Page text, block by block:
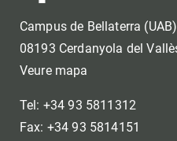
Campus de Bellaterra
08193 Cerdanyola del
Veure mapa
Tel: +34 93 5811312
Fax: +34 93 5814151